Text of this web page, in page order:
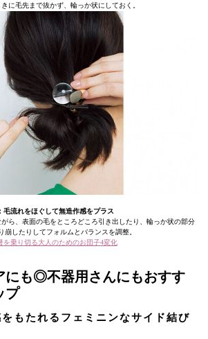
きに毛先まで抜かず、輪っか状にしておく。
毛流れをほぐして無造作感をプラス
ら、表面の毛をところどころ引き出したり、輪っか状の部分
崩したりしてフォルムとバランスを調整。
を乗り切る大人のためのお団子4変化
にも◎不器用さんにもおすす
プ
もたれるフェミニンなサイド結び